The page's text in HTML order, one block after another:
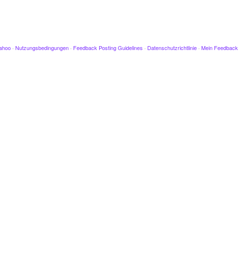
· Nutzungsbedingungen · Feedback Posting Guidelines · Datenschutzrichtlinie · Mein